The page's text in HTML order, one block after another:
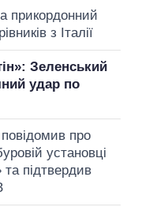
прикордонний
з Італії
Зеленський
удар по
про
установці
підтвердив